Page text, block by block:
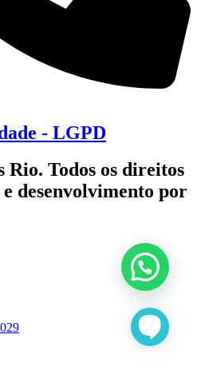
- LGPD
Rio. Todos os direitos
desenvolvimento por